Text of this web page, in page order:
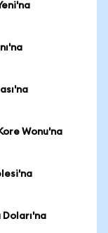
Wonu'na